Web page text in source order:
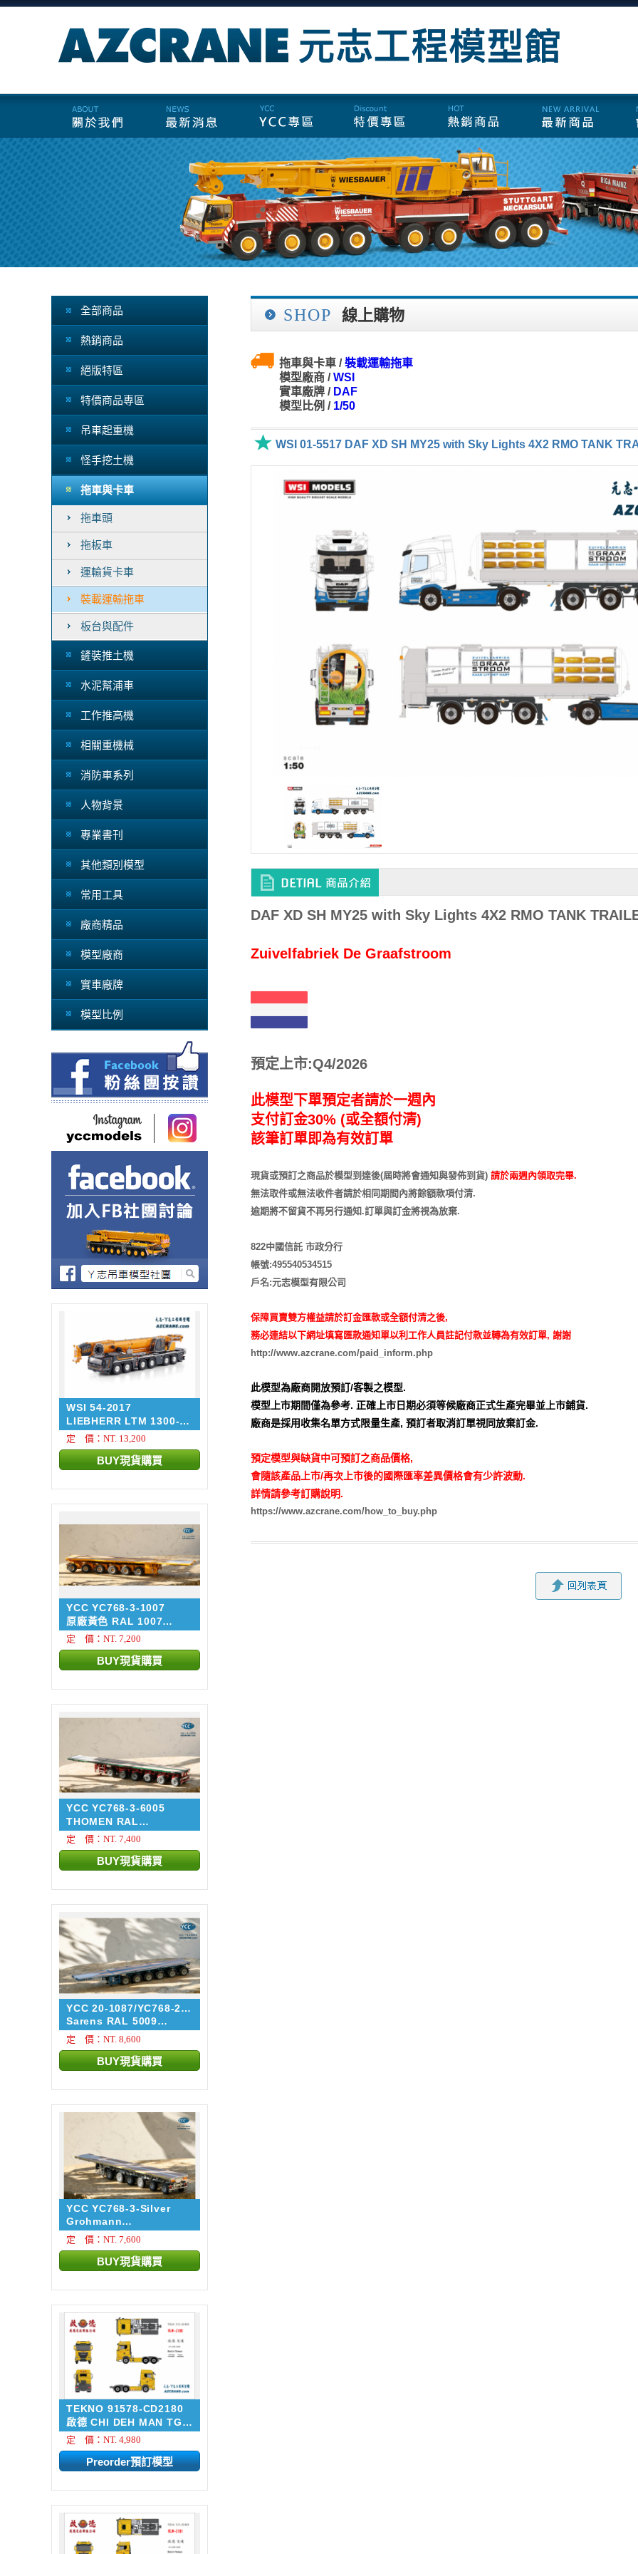
全部商品
熱銷商品
絕版特區
特價商品專區
吊車起重機
怪手挖土機
拖車與卡車
拖車頭
拖板車
運輸貨卡車
裝載運輸拖車
板台與配件
鏟裝推土機
水泥幫浦車
工作推高機
相關重機械
消防車系列
人物背景
專業書刊
其他類別模型
常用工具
廠商精品
模型廠商
實車廠牌
模型比例
WSI 54-2017
LIEBHERR LTM 1300-
6.4 + ...
定 價：NT. 13,200
YCC YC768-3-1007
原廠黃色 RAL 1007
NOOTEB...
定 價：NT. 7,200
YCC YC768-3-6005
THOMEN RAL
6005/3002 NOO...
定 價：NT. 7,400
YCC 20-1087/YC768-2-
5009
Sarens RAL 5009
NOOTEBOO...
定 價：NT. 8,600
YCC YC768-3-Silver
Grohmann
NOOTEBOOM EUROT...
定 價：NT. 7,600
TEKNO 91578-CD2180
啟德 CHI DEH MAN TGX
33....
定 價：NT. 4,980
SHOP 線上購物
拖車與卡車 /裝載運輸拖車
模型廠商 /WSI
實車廠牌 / DAF
模型比例 / 1/50
WSI 01-5517 DAF XD SH MY25 with Sky Lights 4X2 RMO TANK
DAF XD SH MY25 with Sky Lights 4X2 RMO TANK
Zuivelfabriek De Graafstroom
預定上市:Q4/2026
此模型下單預定者請於一週內
支付訂金30% (或全額付清)
該筆訂單即為有效訂單
現貨或預訂之商品於模型到達後(屆時將會通知與發佈到貨) 請於兩週內領取完畢.
無法取件或無法收件者請於相同期間內將餘額款項付清.
逾期將不留貨不再另行通知 .訂單與訂金將視為放棄.
822中國信託 市政分行
帳號:495540534515
戶名:元志模型有限公司
保障買賣雙方權益請於訂金匯款或全額付清之後,
務必連結以下網址填寫匯款通知單以利工作人員註記付款並轉為有效訂單, 謝謝
http://www.azcrane.com/paid_inform.php
此模型為廠商開放預訂/客製之模型.
模型上市期間僅為參考. 正確上市日期必須等候廠商正式生產完畢並上市鋪貨.
廠商是採用收集名單方式限量生產, 預訂者取消訂單視同放棄訂金.
預定模型與缺貨中可預訂之商品價格,
會隨該產品上市/再次上市後的國際匯率差異價格會有少許波動.
詳情請參考訂購說明.
https://www.azcrane.com/how_to_buy.php